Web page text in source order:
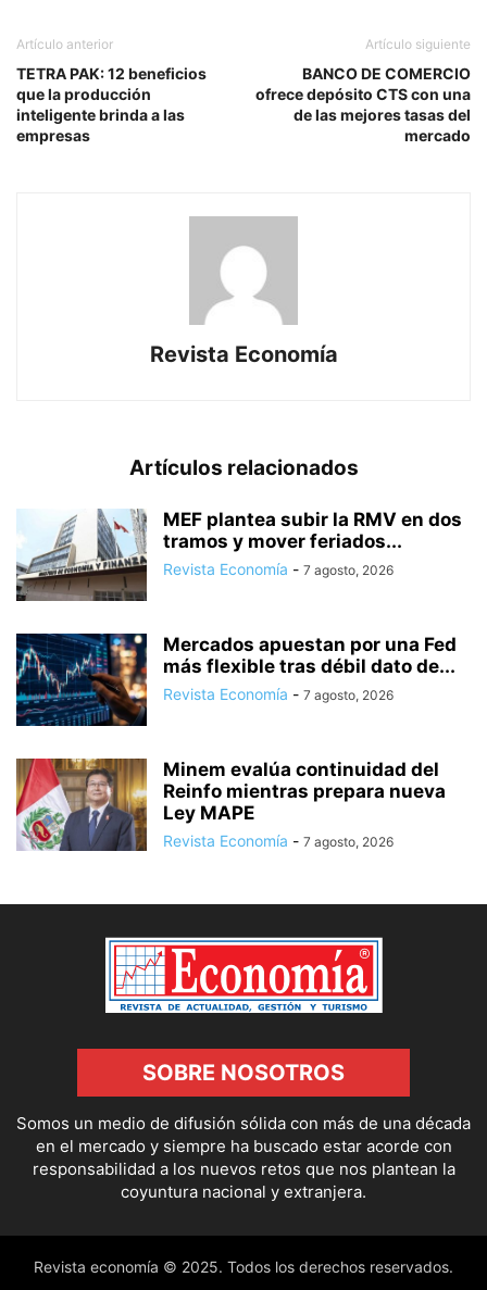
Artículo anterior
TETRA PAK: 12 beneficios
que la producción
inteligente brinda a las
empresas
Artículo siguiente
BANCO DE COMERCIO
ofrece depósito CTS con una
de las mejores tasas del
mercado
Revista Economía
Artículos relacionados
MEF plantea subir la RMV en dos
tramos y mover feriados...
Revista Economía - 7 agosto, 2026
Mercados apuestan por una Fed
más flexible tras débil dato de...
Revista Economía - 7 agosto, 2026
Minem evalúa continuidad del
Reinfo mientras prepara nueva
Ley MAPE
Revista Economía - 7 agosto, 2026
SOBRE NOSOTROS
Somos un medio de difusión sólida con más de una década
en el mercado y siempre ha buscado estar acorde con
responsabilidad a los nuevos retos que nos plantean la
coyuntura nacional y extranjera.
Revista economía © 2025. Todos los derechos reservados.